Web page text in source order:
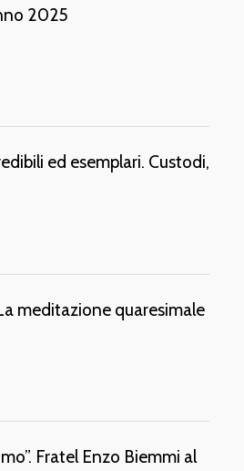
2025
ed esemplari. Custodi,
meditazione quaresimale
Fratel Enzo Biemmi al